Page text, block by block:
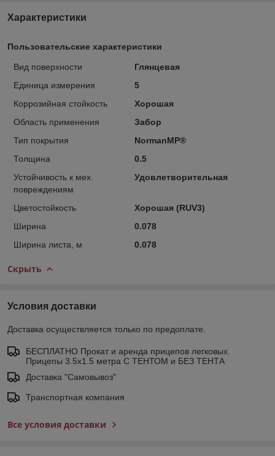
Характеристики
Пользовательские характеристики
Вид поверхности
Глянцевая
Единица измерения
5
Коррозийная стойкость
Хорошая
Область применения
Забор
Тип покрытия
NormanMP®
Толщина
0.5
Устойчивость к мех.
повреждениям
Удовлетворительная
Цветостойкость
Хорошая (RUV3)
Ширина
0.078
Ширина листа, м
0.078
Скрыть
Условия доставки
Доставка осуществляется только по предоплате.
БЕСПЛАТНО Прокат и аренда прицепов легковых.
Прицепы 3.5х1.5 метра С ТЕНТОМ и БЕЗ ТЕНТА
Доставка "Самовывоз"
Транспортная компания
Все условия доставки